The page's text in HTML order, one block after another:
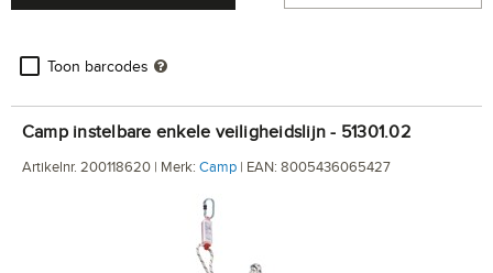
Toon barcodes
Camp instelbare enkele veiligheidslijn - 51301.02
Artikelnr. 200118620 | Merk: Camp | EAN: 8005436065427